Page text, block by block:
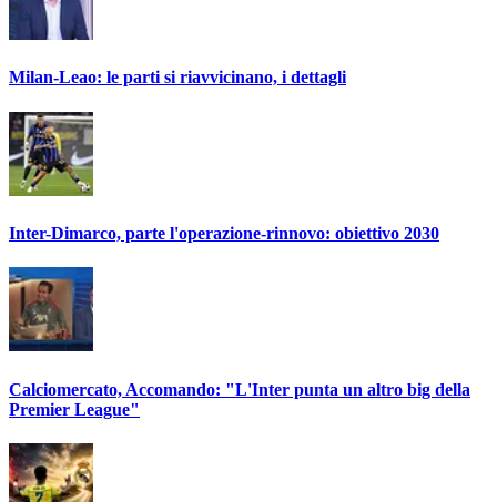
Milan-Leao: le parti si riavvicinano, i dettagli
Inter-Dimarco, parte l'operazione-rinnovo: obiettivo 2030
Calciomercato, Accomando: "L'Inter punta un altro big della
Premier League"